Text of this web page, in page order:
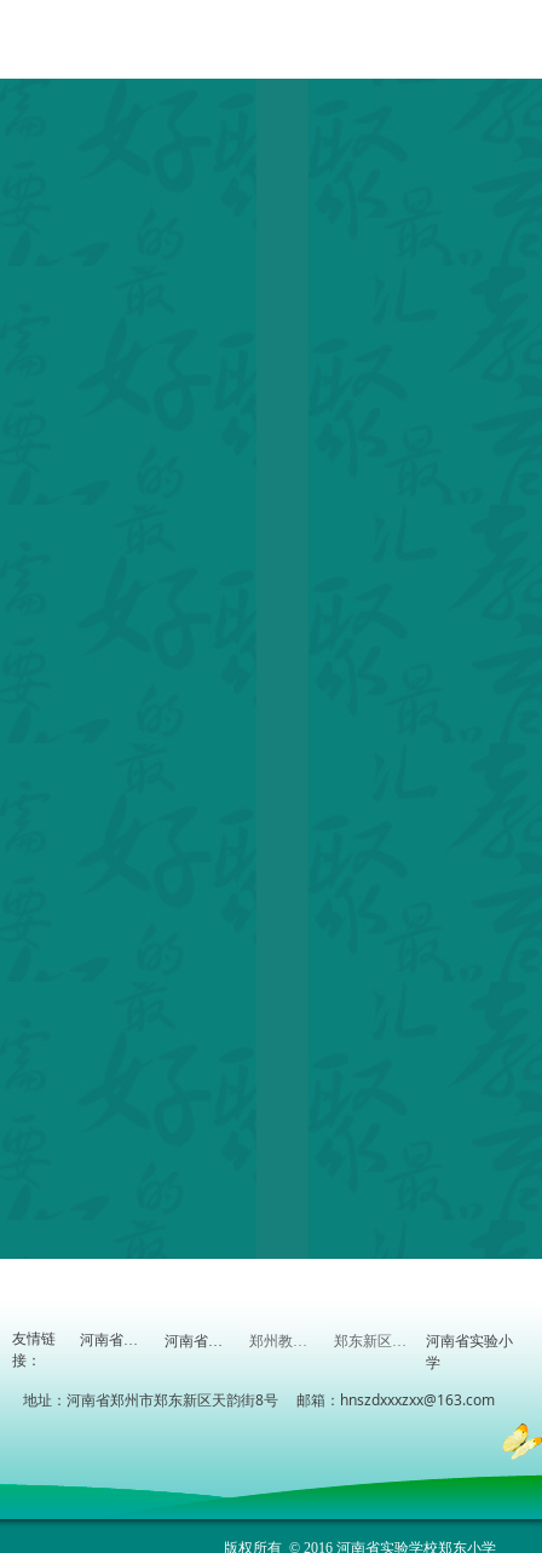
地址：河南省郑州市郑东新区天韵街8号 邮箱：hnszdxxxzxx@163.com
版权所有 © 2016 河南省实验学校郑东小学
河南省实验小
学
郑东新区教体局
友情链
接：
郑州教育信息网
河南省教育厅 河南省教研室